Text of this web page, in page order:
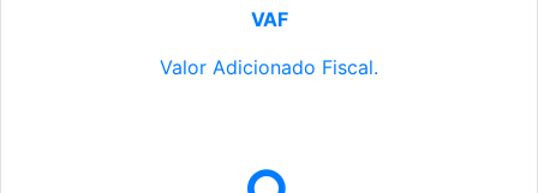
VAF
Valor Adicionado Fiscal.